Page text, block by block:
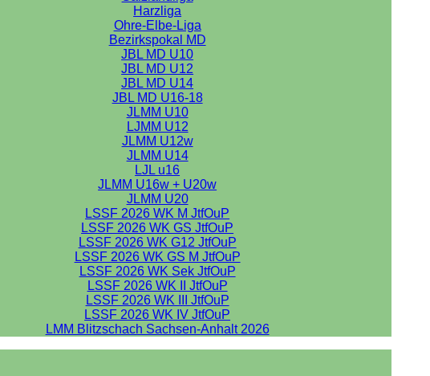
Harzliga
Ohre-Elbe-Liga
Bezirkspokal MD
JBL MD U10
JBL MD U12
JBL MD U14
JBL MD U16-18
JLMM U10
LJMM U12
JLMM U12w
JLMM U14
LJL u16
JLMM U16w + U20w
JLMM U20
LSSF 2026 WK M JtfOuP
LSSF 2026 WK GS JtfOuP
LSSF 2026 WK G12 JtfOuP
LSSF 2026 WK GS M JtfOuP
LSSF 2026 WK Sek JtfOuP
LSSF 2026 WK II JtfOuP
LSSF 2026 WK III JtfOuP
LSSF 2026 WK IV JtfOuP
LMM Blitzschach Sachsen-Anhalt 2026